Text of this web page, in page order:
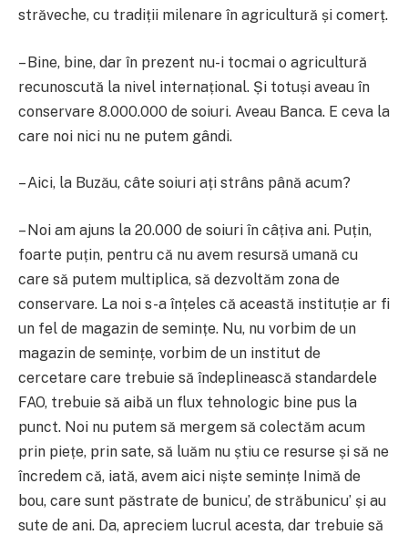
străveche, cu tradiții milenare în agricultură și comerț.
– Bine, bine, dar în prezent nu-i tocmai o agricultură
recunoscută la nivel internațional. Și totuși aveau în
conservare 8.000.000 de soiuri. Aveau Banca. E ceva la
care noi nici nu ne putem gândi.
– Aici, la Buzău, câte soiuri ați strâns până acum?
– Noi am ajuns la 20.000 de soiuri în câțiva ani. Puțin,
foarte puțin, pentru că nu avem resursă umană cu
care să putem multiplica, să dezvoltăm zona de
conservare. La noi s-a înțeles că această instituție ar fi
un fel de magazin de semințe. Nu, nu vorbim de un
magazin de semințe, vorbim de un institut de
cercetare care trebuie să îndeplinească standardele
FAO, trebuie să aibă un flux tehnologic bine pus la
punct. Noi nu putem să mergem să colectăm acum
prin piețe, prin sate, să luăm nu știu ce resurse și să ne
încredem că, iată, avem aici niște semințe Inimă de
bou, care sunt păstrate de bunicu’, de străbunicu’ și au
sute de ani. Da, apreciem lucrul acesta, dar trebuie să